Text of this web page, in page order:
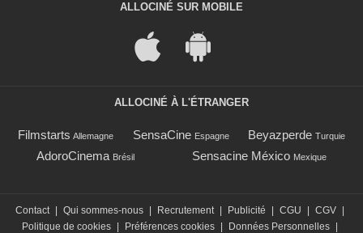
ALLOCINÉ SUR MOBILE
ALLOCINÉ À L'ÉTRANGER
Filmstarts Allemagne SensaCine Espagne Beyazperde Turquie
AdoroCinema Brésil Sensacine México Mexique
Contact Qui sommes-nous Recrutement Publicité CGU CGV
Politique de cookies
Préférences cookies Données Personnelles